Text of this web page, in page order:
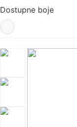
Dostupne boje